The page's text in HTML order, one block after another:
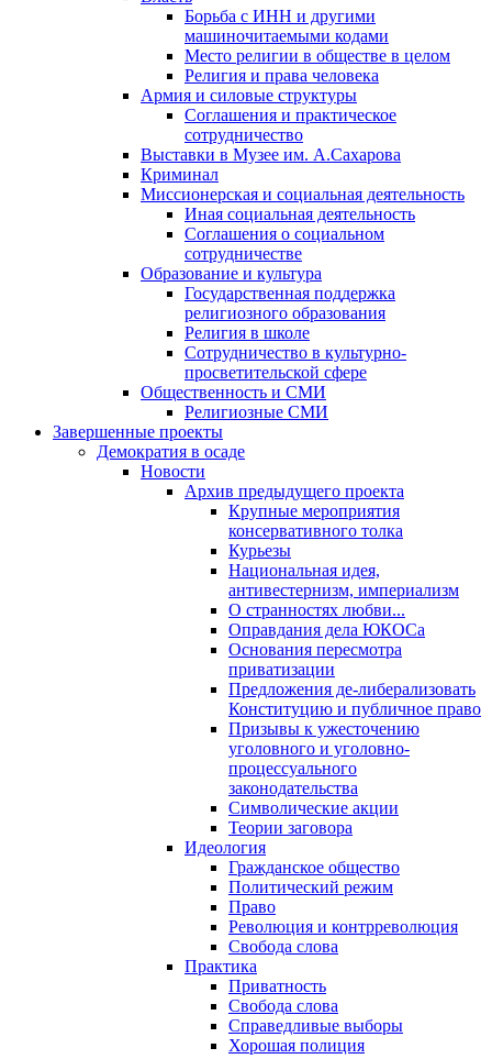
Борьба с ИНН и другими
машиночитаемыми кодами
Место религии в обществе в целом
Религия и права человека
Армия и силовые структуры
Соглашения и практическое
сотрудничество
Выставки в Музее им. А.Сахарова
Криминал
Миссионерская и социальная деятельность
Иная социальная деятельность
Соглашения о социальном
сотрудничестве
Образование и культура
Государственная поддержка
религиозного образования
Религия в школе
Сотрудничество в культурно-
просветительской сфере
Общественность и СМИ
Религиозные СМИ
Завершенные проекты
Демократия в осаде
Новости
Архив предыдущего проекта
Крупные мероприятия
консервативного толка
Курьезы
Национальная идея,
антивестернизм, империализм
О странностях любви...
Оправдания дела ЮКОСа
Основания пересмотра
приватизации
Предложения де-либерализовать
Конституцию и публичное право
Призывы к ужесточению
уголовного и уголовно-
процессуального
законодательства
Символические акции
Теории заговора
Идеология
Гражданское общество
Политический режим
Право
Революция и контрреволюция
Свобода слова
Практика
Приватность
Свобода слова
Справедливые выборы
Хорошая полиция